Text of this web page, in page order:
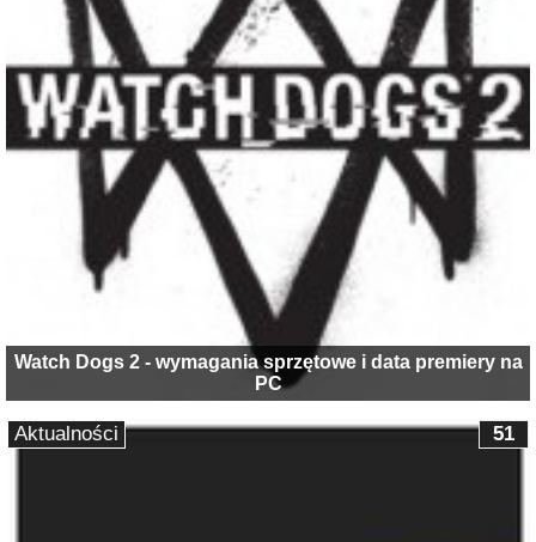
Watch Dogs 2 - wymagania sprzętowe i data premiery na
PC
51
Aktualności